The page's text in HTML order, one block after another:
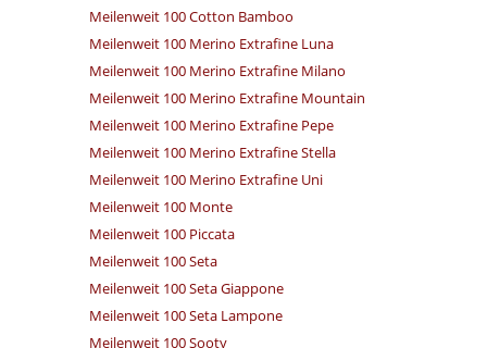
Meilenweit 100 Cotton Bamboo
Meilenweit 100 Merino Extrafine Luna
Meilenweit 100 Merino Extrafine Milano
Meilenweit 100 Merino Extrafine Mountain
Meilenweit 100 Merino Extrafine Pepe
Meilenweit 100 Merino Extrafine Stella
Meilenweit 100 Merino Extrafine Uni
Meilenweit 100 Monte
Meilenweit 100 Piccata
Meilenweit 100 Seta
Meilenweit 100 Seta Giappone
Meilenweit 100 Seta Lampone
Meilenweit 100 Sooty